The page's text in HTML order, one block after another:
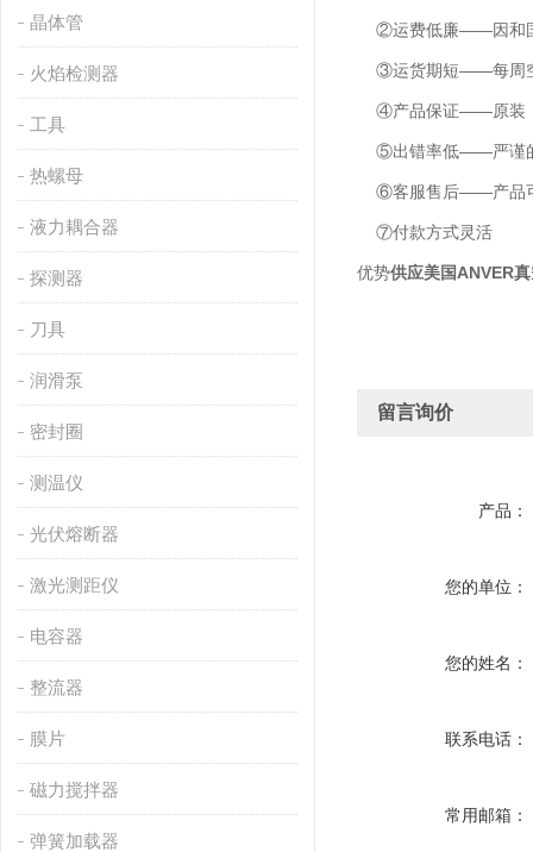
晶体管
火焰检测器
工具
热螺母
液力耦合器
探测器
刀具
润滑泵
密封圈
测温仪
光伏熔断器
激光测距仪
电容器
整流器
膜片
磁力搅拌器
弹簧加载器
②运费低廉——因和国
③运货期短——每周空
④产品保证——原装
⑤出错率低——严谨的
⑥客服售后——产品可
⑦付款方式灵活
优势供应美国ANVER
留言询价
产品：
您的单位：
您的姓名：
联系电话：
常用邮箱：